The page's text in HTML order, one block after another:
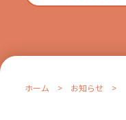
ホーム > お知らせ>